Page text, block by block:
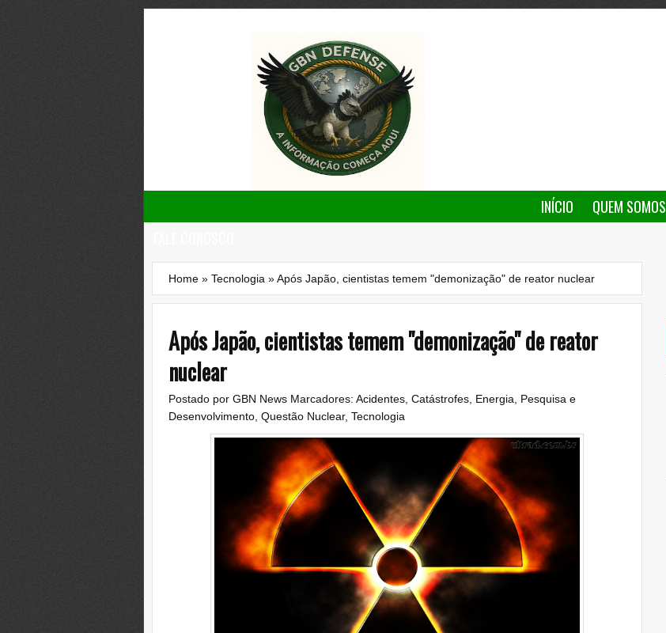
INÍCIO QUEM SOMOS
Home » Tecnologia »Após Japão, cientistas temem "demonização" de reator nuclear
Após Japão, cientistas temem "demonização" de reator
nuclear
Postado por GBN News Marcadores: Acidentes Catástrofes Energia
Pesquisa e
Desenvolvimento Questão Nuclear, Tecnologia